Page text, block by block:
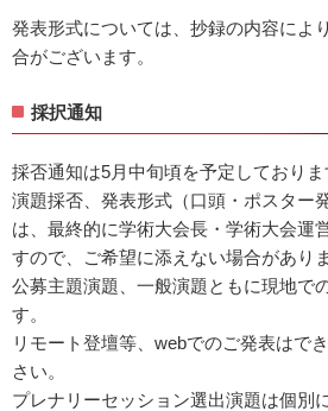
発表形式については、抄録の内容によ
合がございます。
採択通知
採否通知は5月中旬頃を予定しておりま
演題採否、発表形式（口頭・ポスター
は、最終的に学術大会長・学術大会運
すので、ご希望に添えない場合がありま
公募主題演題、一般演題ともに現地で
す。
リモート登壇等、webでのご発表はで
さい。
プレナリーセッション選出演題は個別